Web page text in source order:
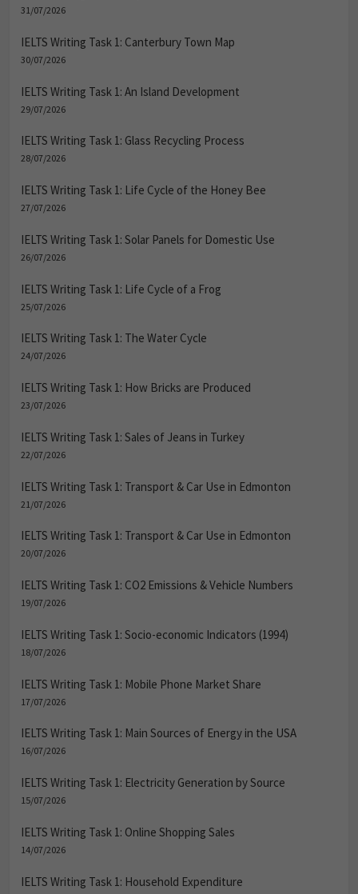
31/07/2026
IELTS Writing Task 1: Canterbury Town Map
30/07/2026
IELTS Writing Task 1: An Island Development
29/07/2026
IELTS Writing Task 1: Glass Recycling Process
28/07/2026
IELTS Writing Task 1: Life Cycle of the Honey Bee
27/07/2026
IELTS Writing Task 1: Solar Panels for Domestic Use
26/07/2026
IELTS Writing Task 1: Life Cycle of a Frog
25/07/2026
IELTS Writing Task 1: The Water Cycle
24/07/2026
IELTS Writing Task 1: How Bricks are Produced
23/07/2026
IELTS Writing Task 1: Sales of Jeans in Turkey
22/07/2026
IELTS Writing Task 1: Transport & Car Use in Edmonton
21/07/2026
IELTS Writing Task 1: Transport & Car Use in Edmonton
20/07/2026
IELTS Writing Task 1: CO2 Emissions & Vehicle Numbers
19/07/2026
IELTS Writing Task 1: Socio-economic Indicators (1994)
18/07/2026
IELTS Writing Task 1: Mobile Phone Market Share
17/07/2026
IELTS Writing Task 1: Main Sources of Energy in the USA
16/07/2026
IELTS Writing Task 1: Electricity Generation by Source
15/07/2026
IELTS Writing Task 1: Online Shopping Sales
14/07/2026
IELTS Writing Task 1: Household Expenditure